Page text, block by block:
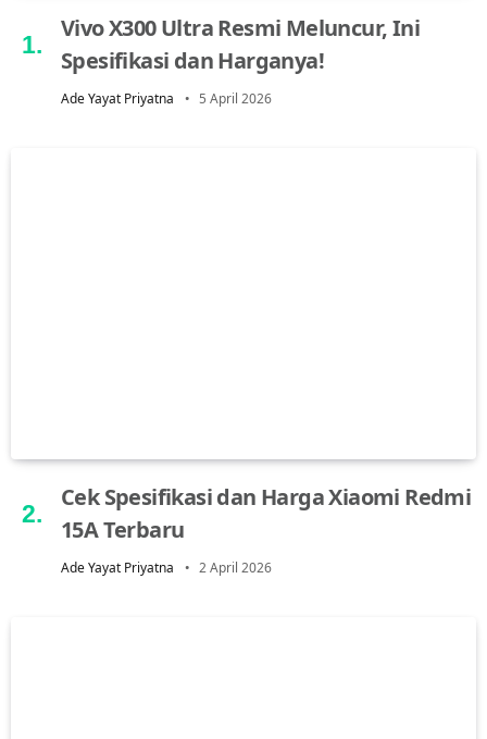
Vivo X300 Ultra Resmi Meluncur, Ini
Spesifikasi dan Harganya!
Ade Yayat Priyatna 5 April 2026
Cek Spesifikasi dan Harga Xiaomi Redmi
15A Terbaru
Ade Yayat Priyatna 2 April 2026